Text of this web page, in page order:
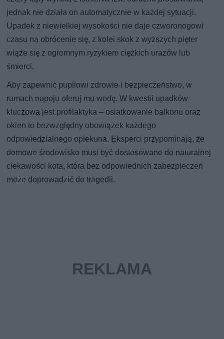
jednak nie działa on automatycznie w każdej sytuacji.
Upadek z niewielkiej wysokości nie daje czworonogowi
czasu na obrócenie się, z kolei skok z wyższych pięter
wiąże się z ogromnym ryzykiem ciężkich urazów lub
śmierci.
Aby zapewnić pupilowi zdrowie i bezpieczeństwo, w
ramach napoju oferuj mu wodę. W kwestii upadków
kluczowa jest profilaktyka – osiatkowanie balkonu oraz
okien to bezwzględny obowiązek każdego
odpowiedzialnego opiekuna. Eksperci przypominają, że
domowe środowisko musi być dostosowane do naturalnej
ciekawości kota, która bez odpowiednich zabezpieczeń
może doprowadzić do tragedii.